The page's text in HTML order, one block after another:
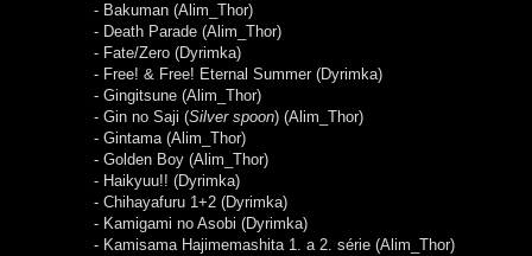
- Bakuman (Alim_Thor)
- Death Parade (Alim_Thor)
- Fate/Zero (Dyrimka)
- Free! & Free! Eternal Summer (Dyrimka)
- Gingitsune (Alim_Thor)
- Gin no Saji (Silver spoon) (Alim_Thor)
- Gintama (Alim_Thor)
- Golden Boy (Alim_Thor)
- Haikyuu!! (Dyrimka)
- Chihayafuru 1+2 (Dyrimka)
- Kamigami no Asobi (Dyrimka)
- Kamisama Hajimemashita 1. a 2. série (Alim_Thor)